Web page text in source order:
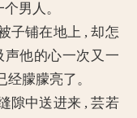
男人。
铺在地上 , 却怎
他的心一次又一
朦朦亮了。
中送进来 , 芸若